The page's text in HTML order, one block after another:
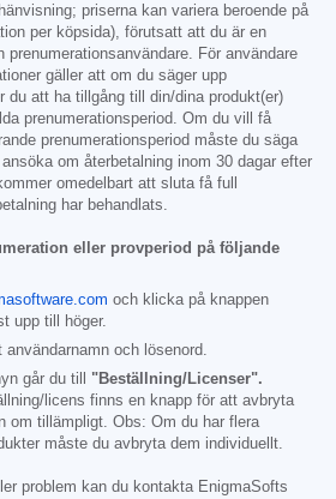
priserna kan variera beroende på
per köpsida), förutsatt att du är en
prenumerationsanvändare. För användare
gäller att om du säger upp
du att ha tillgång till din/dina produkt(er)
prenumerationsperiod. Om du vill få
prenumerationsperiod måste du säga
om återbetalning inom 30 dagar efter
omedelbart att sluta få full
har behandlats.
eller provperiod på följande
och klicka på knappen
upp till höger.
användarnamn och lösenord.
går du till "Beställning/Licenser".
licens finns en knapp för att avbryta
om tillämpligt. Obs: Om du har flera
måste du avbryta dem individuellt.
problem kan du kontakta EnigmaSofts